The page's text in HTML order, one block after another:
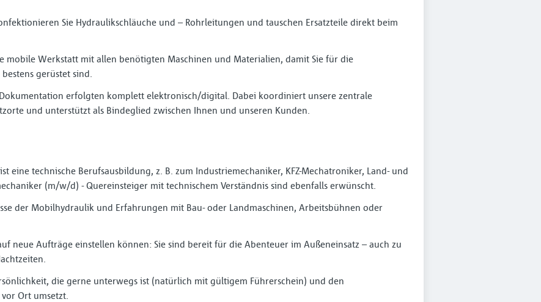
Sie Hydraulikschläuche und – Rohrleitungen und tauschen Ersatzteile direkt beim
mobile Werkstatt mit allen benötigten Maschinen und Materialien, damit Sie für die
gerüstet sind.
erfolgten komplett elektronisch/digital. Dabei koordiniert unsere zentrale
und unterstützt als Bindeglied zwischen Ihnen und unseren Kunden.
eine technische Berufsausbildung, z. B. zum Industriemechaniker, KFZ-Mechatroniker, Land- und
(m/w/d) - Quereinsteiger mit technischem Verständnis sind ebenfalls erwünscht.
der Mobilhydraulik und Erfahrungen mit Bau- oder Landmaschinen, Arbeitsbühnen oder
neue Aufträge einstellen können: Sie sind bereit für die Abenteuer im Außeneinsatz – auch zu
die gerne unterwegs ist (natürlich mit gültigem Führerschein) und den
Ort umsetzt.